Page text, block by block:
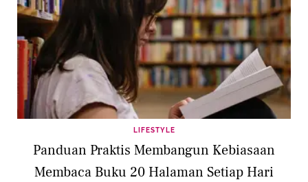
LIFESTYLE
Panduan Praktis Membangun Kebiasaan
Membaca Buku 20 Halaman Setiap Hari